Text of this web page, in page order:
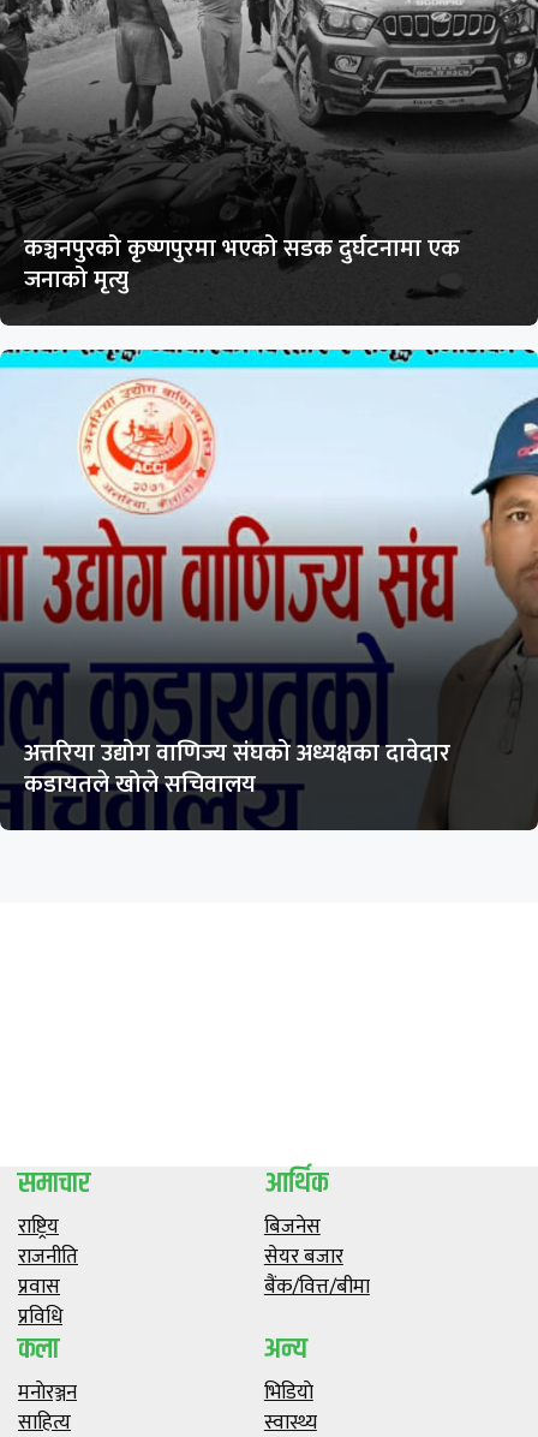
कञ्चनपुरको कृष्णपुरमा भएको सडक दुर्घटनामा एक
जनाको मृत्यु
अत्तरिया उद्योग वाणिज्य संघको अध्यक्षका दावेदार
कडायतले खोले सचिवालय
समाचार
राष्ट्रिय
राजनीति
प्रवास
प्रविधि
आर्थिक
बिजनेस
सेयर बजार
बैंक/वित्त/बीमा
कला
मनाेरञ्जन
साहित्य
अन्य
भिडियाे
स्वास्थ्य